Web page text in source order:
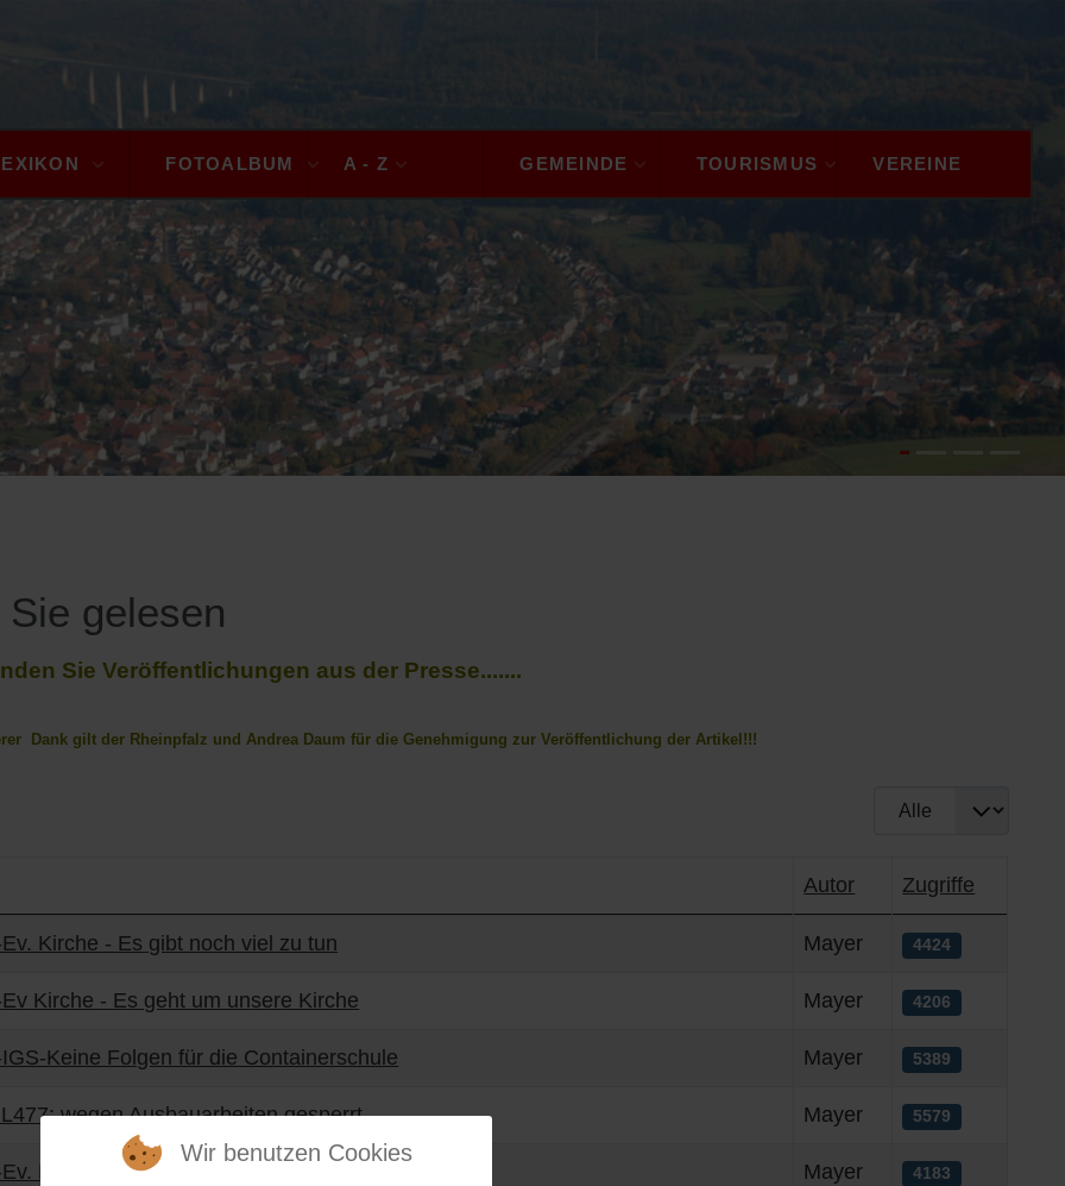
FOTOALBUM A - Z GEMEINDE TOURISMUS VEREINE
Sie gelesen
Sie Veröffentlichungen aus der Presse.......
Dank gilt der Rheinpfalz und Andrea Daum für die Genehmigung zur Veröffentlichung der Artikel!!!
Anzeige #
Autor Zugriffe
Kirche - Es gibt noch viel zu tun Mayer 4424
Kirche - Es geht um unsere Kirche Mayer 4206
Keine Folgen für die Containerschule Mayer 5389
wegen Ausbauarbeiten gesperrt Mayer 5579
Kirche - Neue Leuchten Mayer 4183
Wir benutzen Cookies